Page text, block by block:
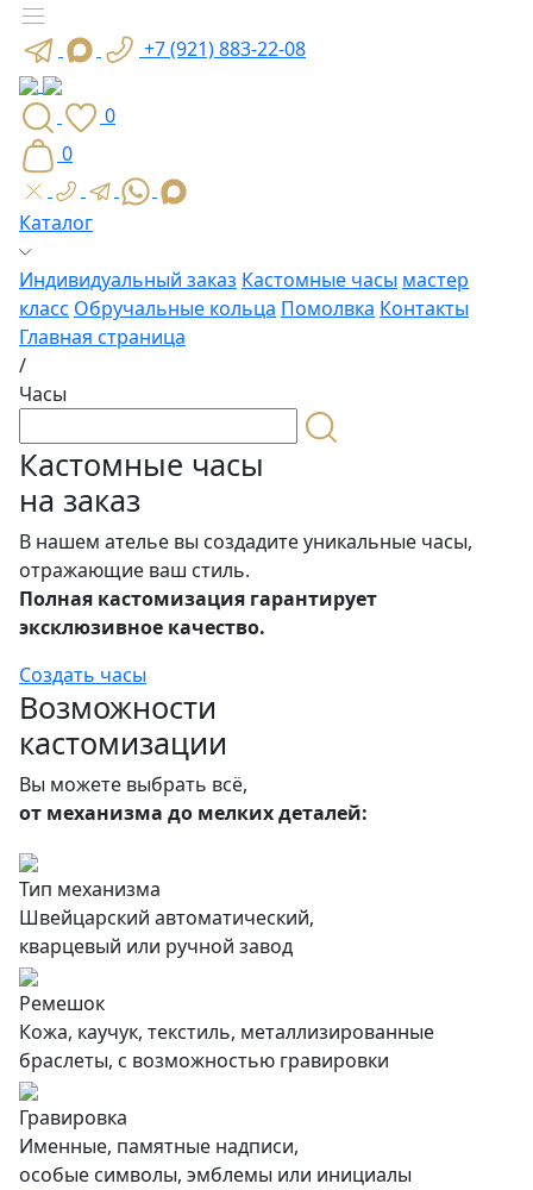
+7 (921) 883-22-08
0
0
Каталог
Индивидуальный заказ Кастомные часы мастер
класс Обручальные кольца Помолвка Контакты
Главная страница
/
Часы
Кастомные часы
на заказ
В нашем ателье вы создадите уникальные часы,
отражающие ваш стиль.
Полная кастомизация гарантирует
эксклюзивное качество.
Создать часы
Возможности
кастомизации
Вы можете выбрать всё,
от механизма до мелких деталей:
Тип механизма
Швейцарский автоматический,
кварцевый или ручной завод
Ремешок
Кожа, каучук, текстиль, металлизированные
браслеты, с возможностью гравировки
Гравировка
Именные, памятные надписи,
особые символы, эмблемы или инициалы